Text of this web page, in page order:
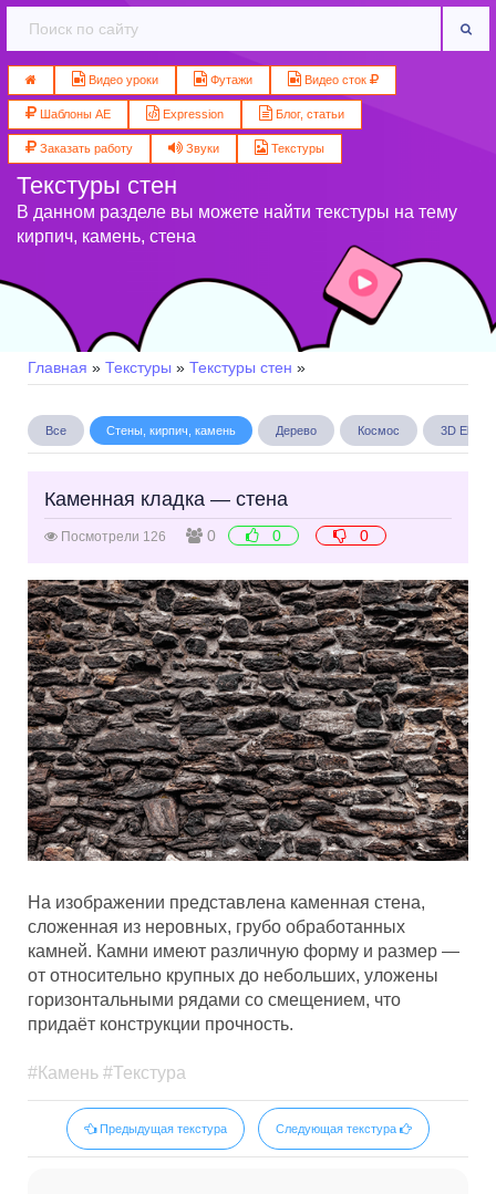
Видео уроки Футажи Видео сток
Шаблоны AE Expression Блог, статьи
Заказать работу Звуки Текстуры
Текстуры стен
В данном разделе вы можете найти текстуры на тему
кирпич, камень, стена
Главная » Текстуры » Текстуры стен »
Все Стены, кирпич, камень Дерево Космос 3D
Каменная кладка — стена
Посмотрели 126 0 0 0
На изображении представлена каменная стена,
сложенная из неровных, грубо обработанных
камней. Камни имеют различную форму и размер —
от относительно крупных до небольших, уложены
горизонтальными рядами со смещением, что
придаёт конструкции прочность.
#Камень #Текстура
Предыдущая текстура Следующая текстура